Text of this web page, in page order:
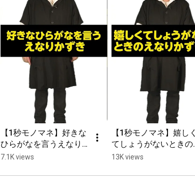
TikTok:
https://www.tiktok.com/@korokoro56565
【1秒モノマネ】好きな
ひらがなを言うえなり
かずき【サクッとコロ
7.1K views
【1秒モノマネ】嬉しく
てしょうがないときの
えなりかずき【サクッ
13K views